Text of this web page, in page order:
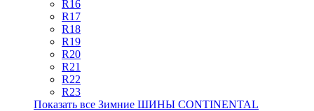
R16
R17
R18
R19
R20
R21
R22
R23
Показать все Зимние ШИНЫ CONTINENTAL